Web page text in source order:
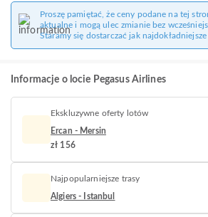
Proszę pamiętać, że ceny podane na tej
aktualne i mogą ulec zmianie bez
Staramy się dostarczać jak
Informacje o locie Pegasus Airlines
Ekskluzywne oferty lotów
Ercan - Mersin
zł 156
Najpopularniejsze trasy
Algiers - Istanbul